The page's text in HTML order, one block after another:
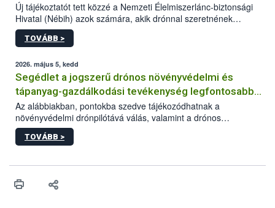
Új tájékoztatót tett közzé a Nemzeti Élelmiszerlánc-biztonsági
Hivatal (Nébih) azok számára, akik drónnal szeretnének
növényvédelmi vagy tápanyag-gazdálkodási tevékenységet
végezni Magyarországon. Az összefoglaló részletesen
műszaki és hatósági feltételek.
TOVÁBB >
2026. május 5, kedd
Segédlet a jogszerű drónos növényvédelmi és
tápanyag-gazdálkodási tevékenység legfontosabb
feltételeiről
Az alábbiakban, pontokba szedve tájékozódhatnak a
növényvédelmi drónpilótává válás, valamint a drónos
növényvédelmi és tápanyag-gazdálkodási tevékenység
végzésének legfontosabb feltételeiről*.
TOVÁBB >